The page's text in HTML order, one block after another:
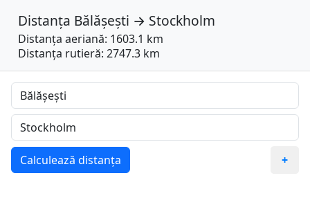
Distanța Bălășești → Stockholm
Distanța aeriană: 1603.1 km
Distanța rutieră: 2747.3 km
Calculează distanța +